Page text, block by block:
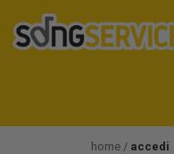
home accedi